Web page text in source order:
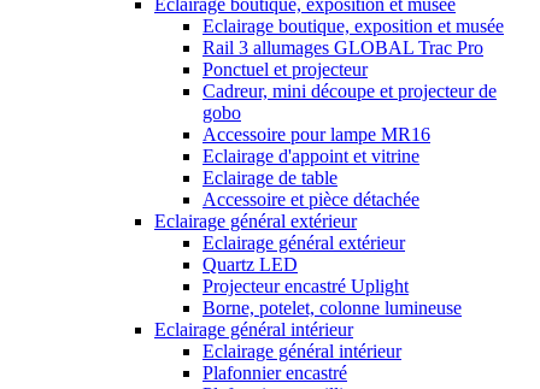
Eclairage boutique, exposition et musée
Eclairage boutique, exposition et musée
Rail 3 allumages GLOBAL Trac Pro
Ponctuel et projecteur
Cadreur, mini découpe et projecteur de
gobo
Accessoire pour lampe MR16
Eclairage d'appoint et vitrine
Eclairage de table
Accessoire et pièce détachée
Eclairage général extérieur
Eclairage général extérieur
Quartz LED
Projecteur encastré Uplight
Borne, potelet, colonne lumineuse
Eclairage général intérieur
Eclairage général intérieur
Plafonnier encastré